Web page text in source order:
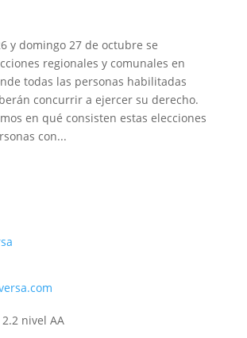
y domingo 27 de octubre se
regionales y comunales en
todas las personas habilitadas
concurrir a ejercer su derecho.
en qué consisten estas elecciones
con...